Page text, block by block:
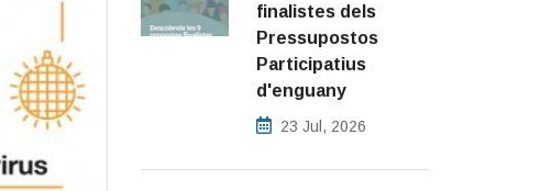
finalistes dels
Pressupostos
Participatius
d'enguany
23 Jul, 2026